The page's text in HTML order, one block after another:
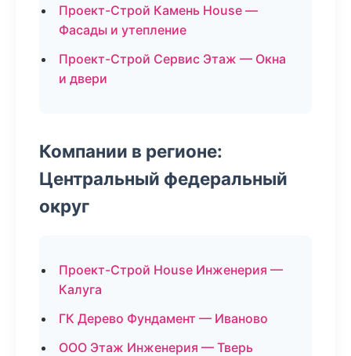
Проект-Строй Камень House —
Фасады и утепление
Проект-Строй Сервис Этаж — Окна
и двери
Компании в регионе:
Центральный федеральный
округ
Проект-Строй House Инженерия —
Калуга
ГК Дерево Фундамент — Иваново
ООО Этаж Инженерия — Тверь